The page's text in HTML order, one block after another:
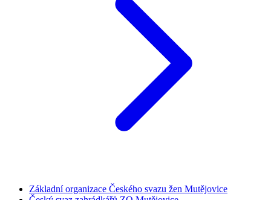
Základní organizace Českého svazu žen Mutějovice